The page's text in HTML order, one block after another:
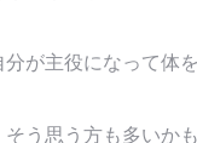
が主役になって体
う思う方も多いかも